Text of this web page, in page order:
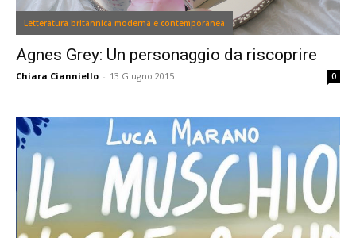
Letteratura britannica moderna e contemporanea
Agnes Grey: Un personaggio da riscoprire
Chiara Cianniello - 13 Giugno 2015 0